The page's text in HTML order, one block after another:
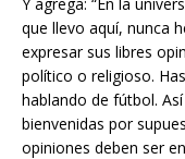
que llevo aquí, nunca
expresar sus libres
político o religioso.
hablando de fútbol.
bienvenidas por
opiniones deben ser